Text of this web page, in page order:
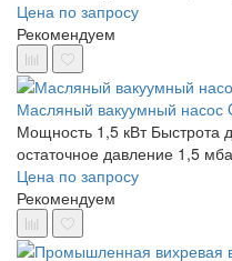
Цена по запросу
Рекомендуем
Масляный вакуумный насос
Мощность 1,5 кВт Быстрота
остаточное давление 1,5
Цена по запросу
Рекомендуем